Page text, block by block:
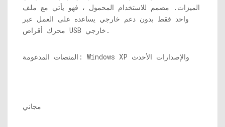
الميزات. مصمم للاستخدام المحمول ، فهو يأتي مع ملف
واحد فقط بدون دعم خارجي يساعده على العمل عبر
محرك أقراص USB خارجي.
المنصات المدعومة: Windows XP والإصدارات الأحدث
مجاني